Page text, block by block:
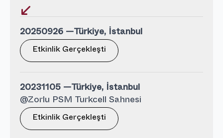
20250926 — Türkiye, İstanbul
Etkinlik Gerçekleşti
20231105 — Türkiye, İstanbul
@Zorlu PSM Turkcell Sahnesi
Etkinlik Gerçekleşti